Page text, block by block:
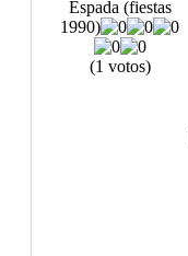
Espada (fiestas
1990)
(1 votos)